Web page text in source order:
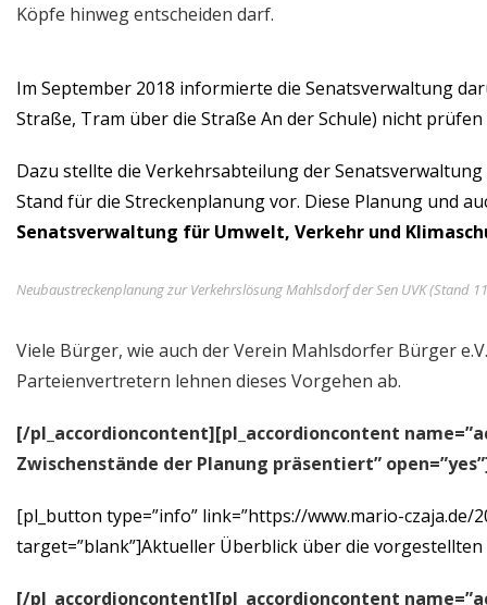
Köpfe hinweg entscheiden darf.
Im September 2018 informierte die Senatsverwaltung
Straße, Tram über die Straße An der Schule) nicht
Dazu stellte die Verkehrsabteilung der
Stand für die Streckenplanung vor. Diese Planung und
Senatsverwaltung für Umwelt, Verkehr und
Neubaustreckenplanung zur Verkehrslösung Mahlsdorf der Sen UVK (Stand
Viele Bürger, wie auch der Verein Mahlsdorfer Bürger
Parteienvertretern lehnen dieses Vorgehen ab.
[/pl_accordioncontent][pl_accordioncontent
Zwischenstände der Planung präsentiert”
[pl_button type=”info” link=”https://www.mario-
target=”blank”]Aktueller Überblick über die
[/pl_accordioncontent][pl_accordioncontent